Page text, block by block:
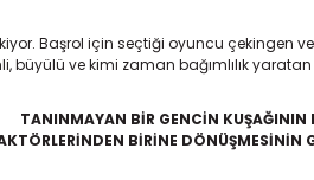
Başrol için seçtiği oyuncu çekingen
büyülü ve kimi zaman bağımlılık
TANINMAYAN BİR GENCİN KUŞAĞININ
BİRİNE DÖNÜŞMESİNİN